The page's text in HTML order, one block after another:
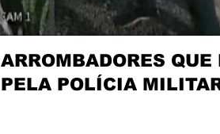
ARROMBADORES
PELA POLÍCIA